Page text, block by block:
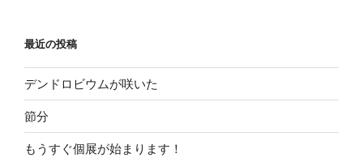
最近の投稿
デンドロビウムが咲いた
節分
もうすぐ個展が始まります！